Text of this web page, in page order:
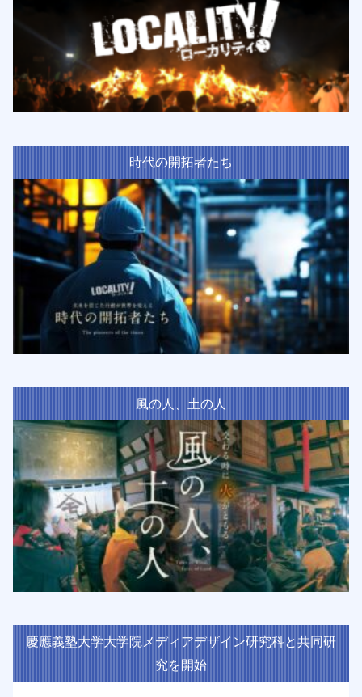
時代の開拓者たち
風の人、土の人
慶應義塾大学大学院メディアデザイン研究科と共同研
究を開始